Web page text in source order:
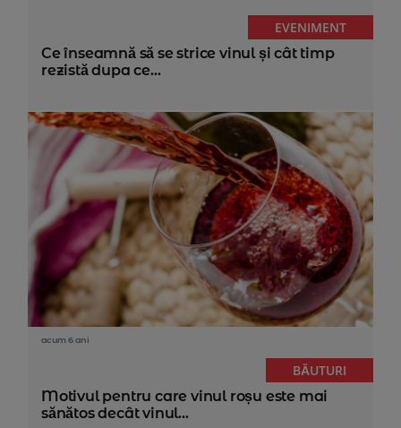
EVENIMENT
Ce înseamnă să se strice vinul și cât timp
rezistă dupa ce...
acum 6 ani
BĂUTURI
Motivul pentru care vinul roșu este mai
sănătos decât vinul...